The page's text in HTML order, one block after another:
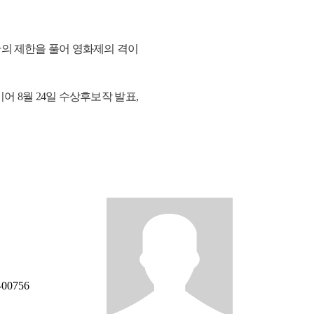
제한을 풀어 영화제의 격이
8월 24일 수상후보작 발표,